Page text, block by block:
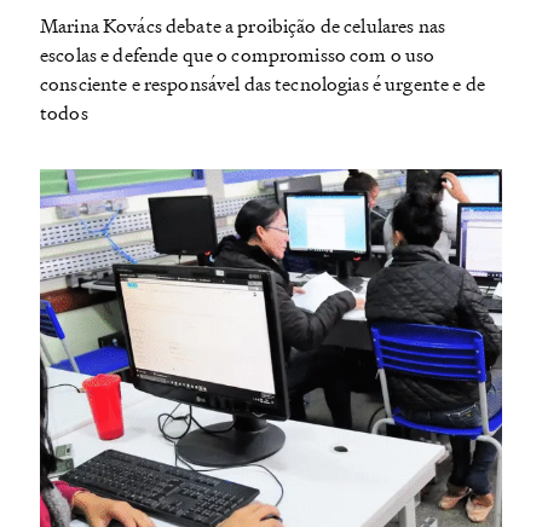
Marina Kovács debate a proibição de celulares nas
escolas e defende que o compromisso com o uso
consciente e responsável das tecnologias é urgente e de
todos